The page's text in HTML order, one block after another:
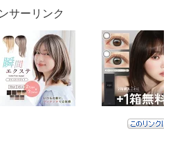
サーリンク